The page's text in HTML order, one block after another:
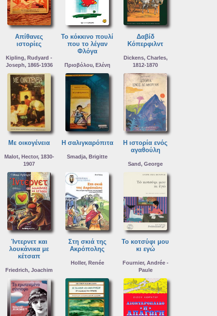
Απίθανες
ιστορίες
Kipling, Rudyard -
Joseph, 1865-1936
Το κόκκινο πουλί
που το λέγαν
Φλόγα
Πριοβόλου, Ελένη
Δαβίδ
Κόπερφιλντ
Dickens, Charles,
1812-1870
Με οικογένεια
Malot, Hector, 1830-
1907
Η σαλιγκαρόπιτα
Smadja, Brigitte
Η ιστορία ενός
αγαθούλη
Sand, George
Ίντερνετ και
λουκάνικα με
κέτσαπ
Friedrich, Joachim
Στη σκιά της
Ακρόπολης
Holler, Renée
Το κοτσύφι μου
κι εγώ
Fournier, Andrée -
Paule